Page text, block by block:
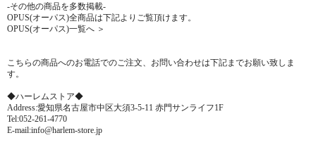
-その他の商品を多数掲載-
OPUS(オーパス)全商品は下記よりご覧頂けます。
OPUS(オーパス)一覧へ ＞
こちらの商品へのお電話でのご注文、お問い合わせは下記までお願い致しま
す。
◆ハーレムストア◆
Address:愛知県名古屋市中区大須3-5-11 赤門サンライフ1F
Tel:052-261-4770
E-mail:info@harlem-store.jp